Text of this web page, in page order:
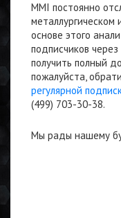
MMI постоянно
основе этого
подписчиков
получить полный
пожалуйста,
регулярной
(499) 703-30-38.
Мы рады нашему